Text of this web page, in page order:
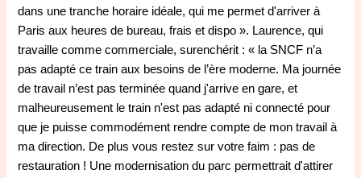
dans une tranche horaire idéale, qui me permet d'arriver à
Paris aux heures de bureau, frais et dispo ». Laurence, qui
travaille comme commerciale, surenchérit : « la SNCF n’a
pas adapté ce train aux besoins de l’ère moderne. Ma journée
de travail n’est pas terminée quand j'arrive en gare, et
malheureusement le train n'est pas adapté ni connecté pour
que je puisse commodément rendre compte de mon travail à
ma direction. De plus vous restez sur votre faim : pas de
restauration ! Une modernisation du parc permettrait d'attirer